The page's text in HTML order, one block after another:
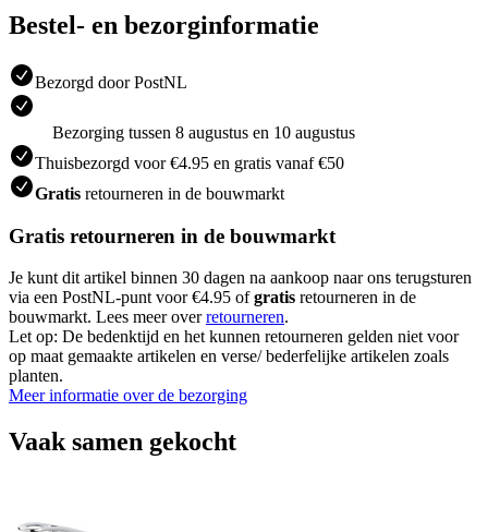
Bestel- en bezorginformatie
Bezorgd door PostNL
Bezorging tussen 8 augustus en 10 augustus
Thuisbezorgd voor €4.95 en gratis vanaf €50
Gratis retourneren in de bouwmarkt
Gratis retourneren in de bouwmarkt
Je kunt dit artikel binnen 30 dagen na aankoop naar ons terugsturen
via een PostNL-punt voor €4.95 ofgratis retourneren in de
bouwmarkt. Lees meer overretourneren.
Let op: De bedenktijd en het kunnen retourneren gelden niet voor
op maat gemaakte artikelen en verse/ bederfelijke artikelen zoals
planten.
Meer informatie over de bezorging
Vaak samen gekocht